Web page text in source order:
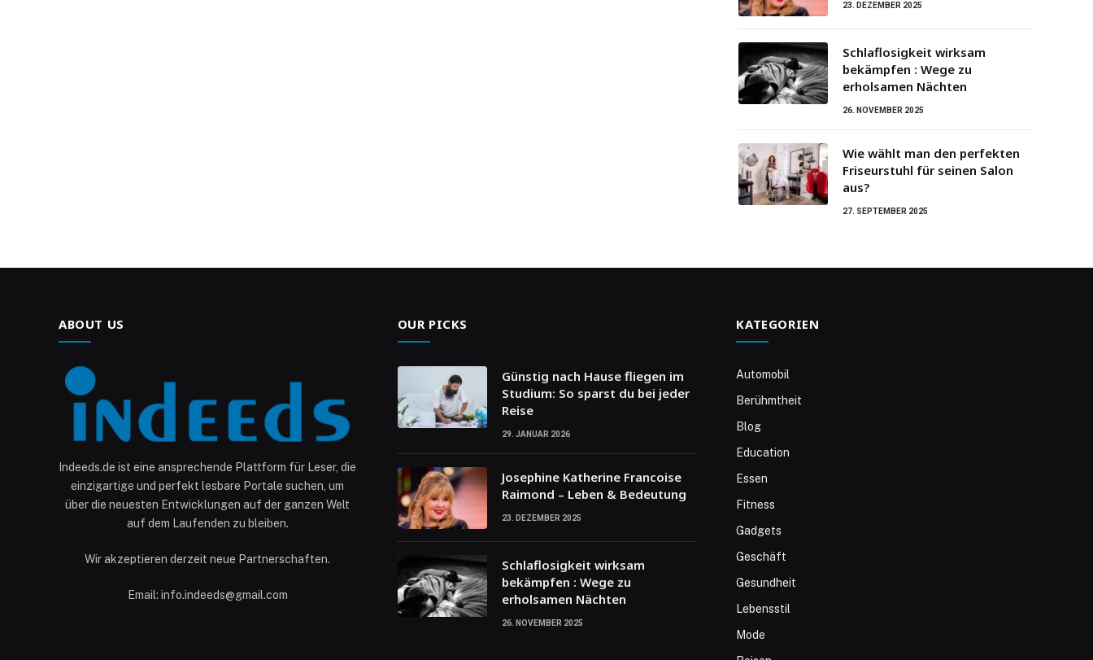
23. DEZEMBER 2025
Schlaflosigkeit wirksam
bekämpfen : Wege zu
erholsamen Nächten
26. NOVEMBER 2025
Wie wählt man den perfekten
Friseurstuhl für seinen Salon
aus?
27. SEPTEMBER 2025
ABOUT US
Indeeds.de ist eine ansprechende Plattform für Leser, die
einzigartige und perfekt lesbare Portale suchen, um
über die neuesten Entwicklungen auf der ganzen Welt
auf dem Laufenden zu bleiben.
Wir akzeptieren derzeit neue Partnerschaften.
Email: info.indeeds@gmail.com
OUR PICKS
Günstig nach Hause fliegen im
Studium: So sparst du bei jeder
Reise
29. JANUAR 2026
Josephine Katherine Francoise
Raimond – Leben & Bedeutung
23. DEZEMBER 2025
Schlaflosigkeit wirksam
bekämpfen : Wege zu
erholsamen Nächten
26. NOVEMBER 2025
KATEGORIEN
Automobil
Berühmtheit
Blog
Education
Essen
Fitness
Gadgets
Geschäft
Gesundheit
Lebensstil
Mode